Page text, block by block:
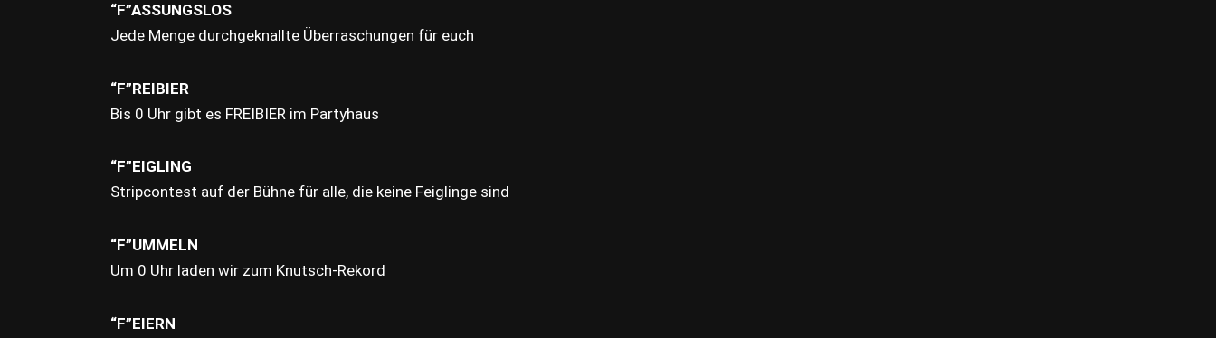
“F”ASSUNGSLOS
Jede Menge durchgeknallte Überraschungen für euch
“F”REIBIER
Bis 0 Uhr gibt es FREIBIER im Partyhaus
“F”EIGLING
Stripcontest auf der Bühne für alle, die keine Feiglinge sind
“F”UMMELN
Um 0 Uhr laden wir zum Knutsch-Rekord
“F”EIERN